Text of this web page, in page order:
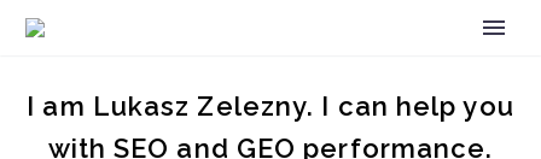
I am Lukasz Zelezny. I can help you
with SEO and GEO performance.